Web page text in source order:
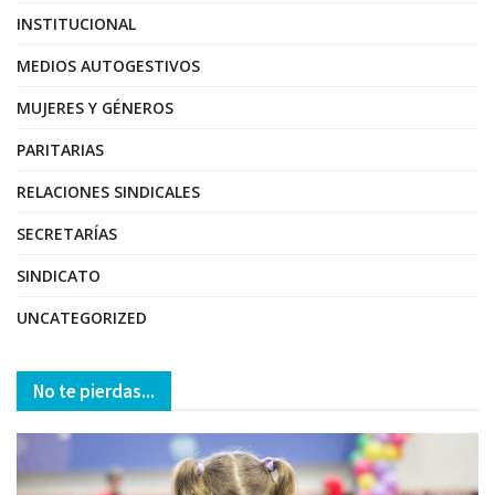
INSTITUCIONAL
MEDIOS AUTOGESTIVOS
MUJERES Y GÉNEROS
PARITARIAS
RELACIONES SINDICALES
SECRETARÍAS
SINDICATO
UNCATEGORIZED
No te pierdas...